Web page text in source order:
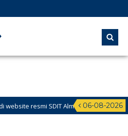
06-08-2026
resmi SDIT Almanar Kabupaten